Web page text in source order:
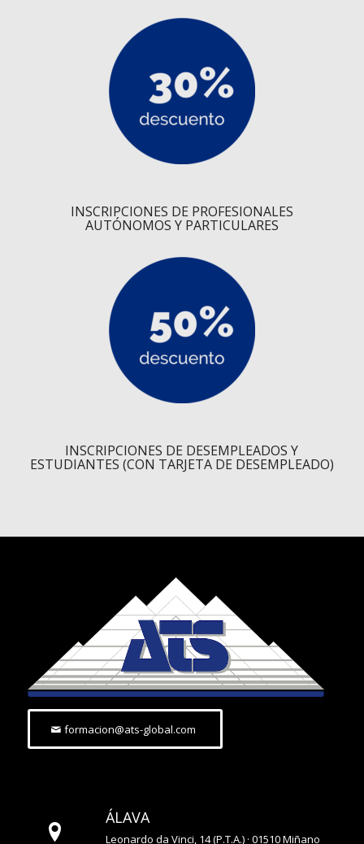
INSCRIPCIONES DE PROFESIONALES
AUTÓNOMOS Y PARTICULARES
INSCRIPCIONES DE DESEMPLEADOS Y
ESTUDIANTES (CON TARJETA DE DESEMPLEADO)
formacion@ats-global.com
ÁLAVA
Leonardo da Vinci, 14 (P.T.A.) · 01510 Miñano